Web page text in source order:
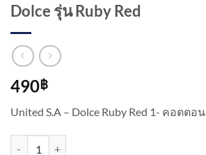
Dolce รุ่น Ruby Red
490฿
United S.A – Dolce Ruby Red 1- คอตตอน